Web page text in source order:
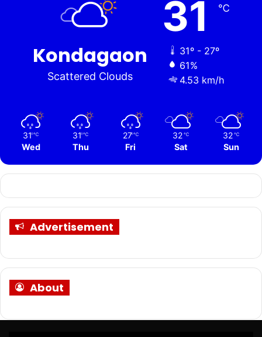
Kondagaon
Scattered Clouds
31 ℃
31º - 27º
61%
4.53 km/h
31 ℃
Wed
31 ℃
Thu
27 ℃
Fri
32 ℃
Sat
32 ℃
Sun
Advertisement
About